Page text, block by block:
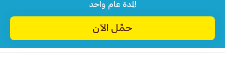
لمدة عام واحد!
حمِّل الآن